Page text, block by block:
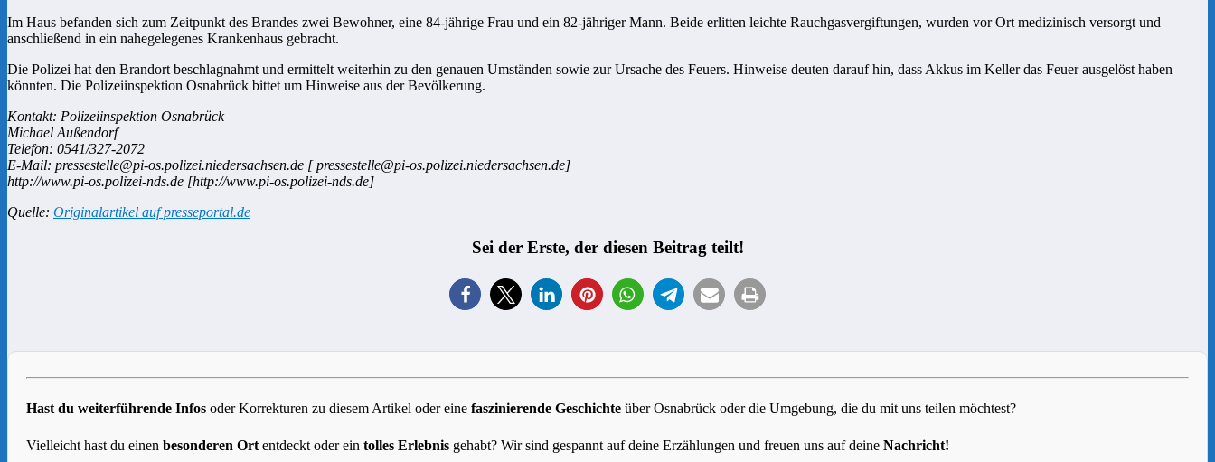
Im Haus befanden sich zum Zeitpunkt des Brandes zwei Bewohner, eine 84-jährige Frau und ein 82-jähriger Mann. Beide erlitten leichte Rauchgasvergiftungen, wurden vor Ort medizinisch versorgt und
anschließend in ein nahegelegenes Krankenhaus gebracht.
Die Polizei hat den Brandort beschlagnahmt und ermittelt weiterhin zu den genauen Umständen sowie zur Ursache des Feuers. Hinweise deuten darauf hin, dass Akkus im Keller das Feuer ausgelöst haben
könnten. Die Polizeiinspektion Osnabrück bittet um Hinweise aus der Bevölkerung.
Kontakt: Polizeiinspektion Osnabrück
Michael Außendorf
Telefon: 0541/327-2072
E-Mail: pressestelle@pi-os.polizei.niedersachsen.de [ pressestelle@pi-os.polizei.niedersachsen.de]
http://www.pi-os.polizei-nds.de [http://www.pi-os.polizei-nds.de]
Quelle: Originalartikel auf presseportal.de
Sei der Erste, der diesen Beitrag teilt!
Hast du weiterführende Infos oder Korrekturen zu diesem Artikel oder eine faszinierende Geschichte über Osnabrück oder die Umgebung, die du mit uns teilen möchtest?
Vielleicht hast du einen besonderen Ort entdeckt oder ein tolles Erlebnis gehabt? Wir sind gespannt auf deine Erzählungen und freuen uns auf deine Nachricht!